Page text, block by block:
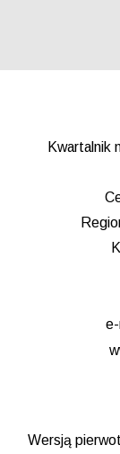
Kwartalnik
Wersją